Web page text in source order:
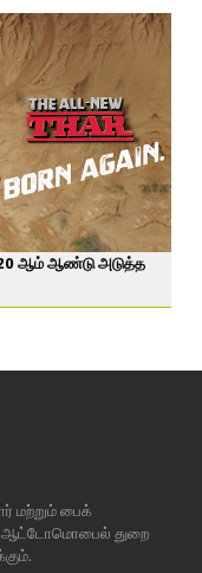
ஆம் ஆண்டு அடுத்த
மற்றும் பைக்
ஆட்டோமொபைல் துறை